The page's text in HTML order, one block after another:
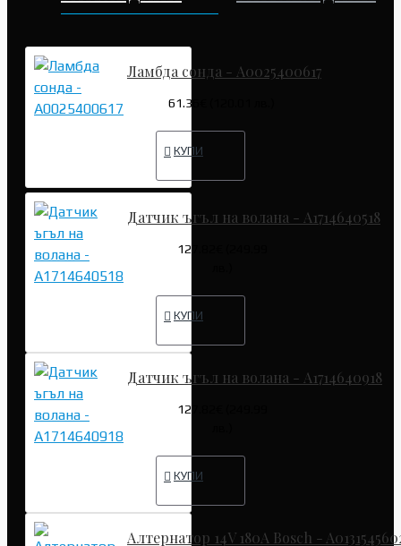
Ламбда сонда - A0025400617
61.36€ (120.01 лв.)
КУПИ
Датчик ъгъл на волана - A1714640518
127.82€ (249.99
КУПИ
Датчик ъгъл на волана - A1714640918
127.82€ (249.99
КУПИ
Алтернатор 14V 180A Bosch -